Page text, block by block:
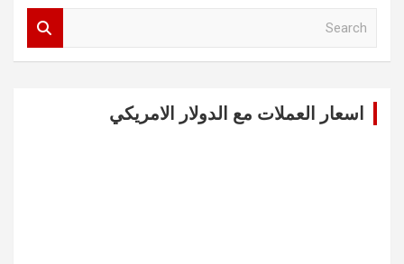
اسعار العملات مع الدولار الامريكي